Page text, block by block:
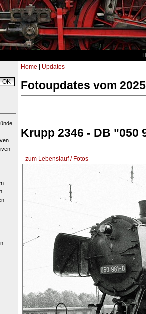
Home Updates
Fotoupdates vom
Krupp 2346 - DB "050
zum Lebenslauf / Fotos